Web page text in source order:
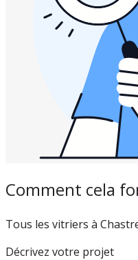
Comment cela
Tous les vitriers à
Décrivez votre projet